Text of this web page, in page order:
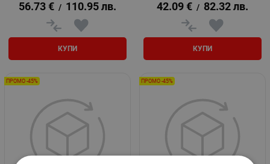
56.73 € / 110.95 лв.
КУПИ
42.09 € / 82.32 лв.
КУПИ
ПРОМО -45% ПРОМО -45%